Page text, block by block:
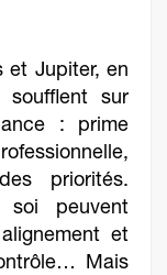
et Jupiter, en
soufflent sur
: prime
priorités.
soi peuvent
et
Mais